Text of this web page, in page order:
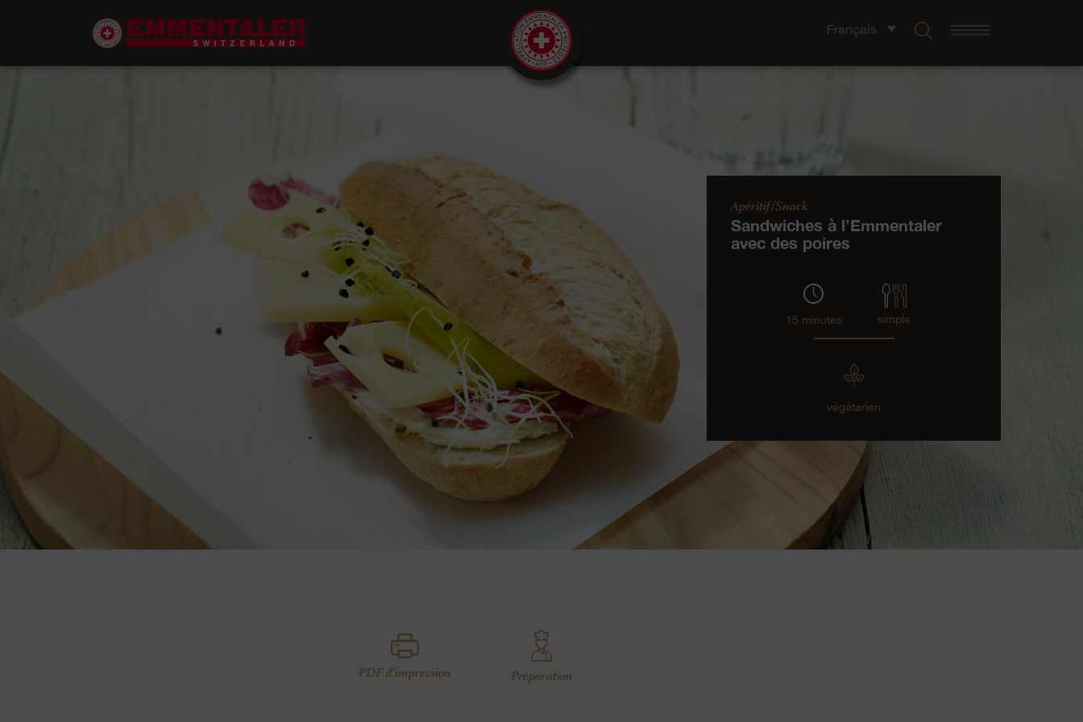
Français
Apéritif/Snack
Sandwiches à l’Emmentaler
avec des poires
15 minutes simple
végétarien
PDF d'impression Préparation